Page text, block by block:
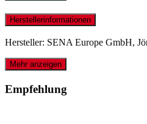
Herstellerinformationen
Hersteller: SENA Europe GmbH,
Mehr anzeigen
Empfehlung